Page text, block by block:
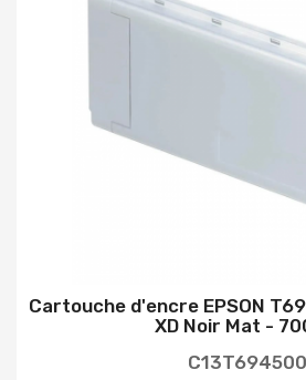
Cartouche d'encre EPSON
XD Noir Mat -
C13T694500